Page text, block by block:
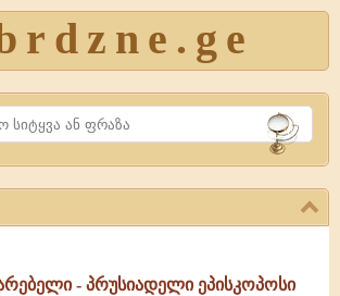
- პრუსიადელი ეპისკოპოსი